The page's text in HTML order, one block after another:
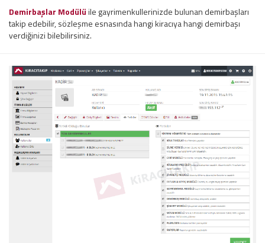
Demirbaşlar Modülüile gayrimenkullerinizde bulunan demirbaşları
takip edebilir, sözleşme esnasında hangi kiracıya hangi demirbaşı
verdiğinizi bilebilirsiniz.